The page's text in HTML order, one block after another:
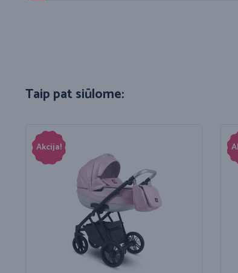
Taip pat siūlome:
Akcija!